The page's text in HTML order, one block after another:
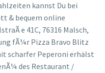
kannst Du bei
& bequem online
e 41C, 76316 Malsch,
fÃ¼r Pizza Bravo Blitz
scharfer Peperoni erhälst
des Restaurant /